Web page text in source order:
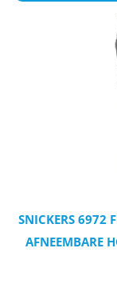
SNICKERS 6972
AFNEEMBARE